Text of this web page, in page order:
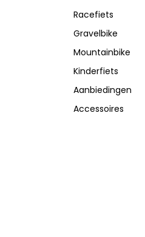
Racefiets
Gravelbike
Mountainbike
Kinderfiets
Aanbiedingen
Accessoires